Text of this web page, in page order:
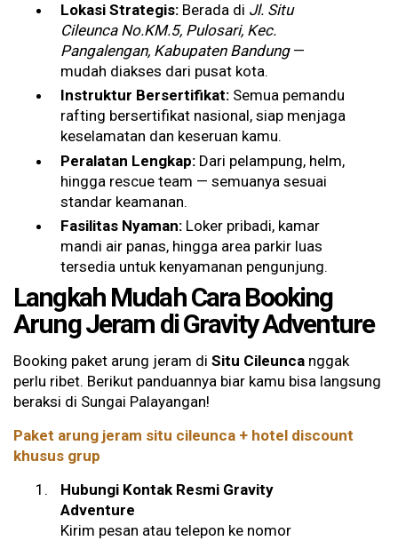
Lokasi Strategis:Berada di Jl. Situ
Cileunca No.KM.5, Pulosari, Kec.
Pangalengan, Kabupaten Bandung—
mudah diakses dari pusat kota.
Instruktur Bersertifikat:Semua pemandu
rafting bersertifikat nasional, siap menjaga
keselamatan dan keseruan kamu.
Peralatan Lengkap:Dari pelampung, helm,
hingga rescue team — semuanya sesuai
standar keamanan.
Fasilitas Nyaman:Loker pribadi, kamar
mandi air panas, hingga area parkir luas
tersedia untuk kenyamanan pengunjung.
Langkah Mudah Cara Booking
Arung Jeram di Gravity Adventure
Booking paket arung jeram di Situ Cileunca nggak
perlu ribet. Berikut panduannya biar kamu bisa langsung
beraksi di Sungai Palayangan!
Paket arung jeram situ cileunca + hotel discount
khusus grup
Hubungi Kontak Resmi Gravity
Adventure
Kirim pesan atau telepon ke nomor